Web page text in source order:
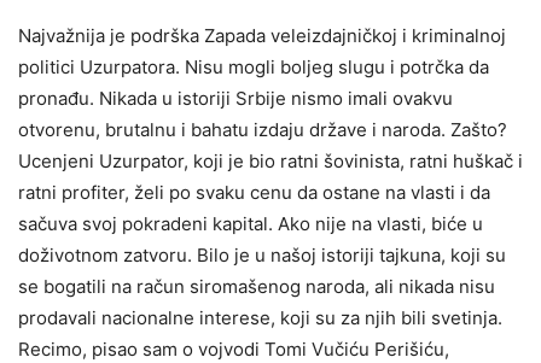
Najvažnija je podrška Zapada veleizdajničkoj i kriminalnoj
politici Uzurpatora. Nisu mogli boljeg slugu i potrčka da
pronađu. Nikada u istoriji Srbije nismo imali ovakvu
otvorenu, brutalnu i bahatu izdaju države i naroda. Zašto?
Ucenjeni Uzurpator, koji je bio ratni šovinista, ratni huškač i
ratni profiter, želi po svaku cenu da ostane na vlasti i da
sačuva svoj pokradeni kapital. Ako nije na vlasti, biće u
doživotnom zatvoru. Bilo je u našoj istoriji tajkuna, koji su
se bogatili na račun siromašenog naroda, ali nikada nisu
prodavali nacionalne interese, koji su za njih bili svetinja.
Recimo, pisao sam o vojvodi Tomi Vučiću Perišiću,